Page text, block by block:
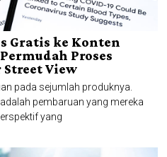
Gratis ke Konten
Proses
View
pada sejumlah produknya.
pembaruan yang mereka
yang